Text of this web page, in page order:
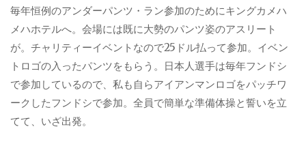
毎年恒例のアンダーパンツ・ラン参加のためにキングカメハ
メハホテルへ。会場には既に大勢のパンツ姿のアスリート
が。チャリティーイベントなので25 ドル払って参加。イベン
トロゴの入ったパンツをもらう。日本人選手は毎年フンドシ
で参加しているので、私も自らアイアンマンロゴをパッチワ
ークしたフンドシで参加。全員で簡単な準備体操と誓いを立
てて、いざ出発。